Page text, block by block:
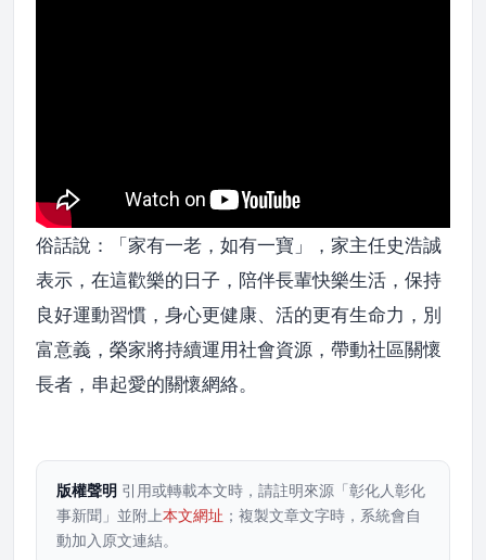
俗話說：「家有一老，如有一寶」，家主任史浩誠
表示，在這歡樂的日子，陪伴長輩快樂生活，保持
良好運動習慣，身心更健康、活的更有生命力，別
富意義，榮家將持續運用社會資源，帶動社區關懷
長者，串起愛的關懷網絡。
版權聲明 引用或轉載本文時，請註明來源「彰化人彰化
事新聞」並附上本文網址 ；複製文章文字時，系統會自
動加入原文連結。